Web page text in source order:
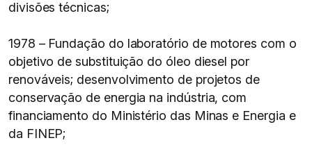
divisões técnicas;
1978 – Fundação do laboratório de motores com o
objetivo de substituição do óleo diesel por
renováveis; desenvolvimento de projetos de
conservação de energia na indústria, com
financiamento do Ministério das Minas e Energia e
da FINEP;